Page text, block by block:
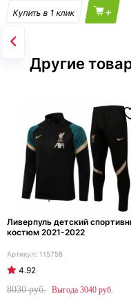
+
Другие
Ливерпуль детский
костюм 2021-2022
115758
4.92
8030
3040